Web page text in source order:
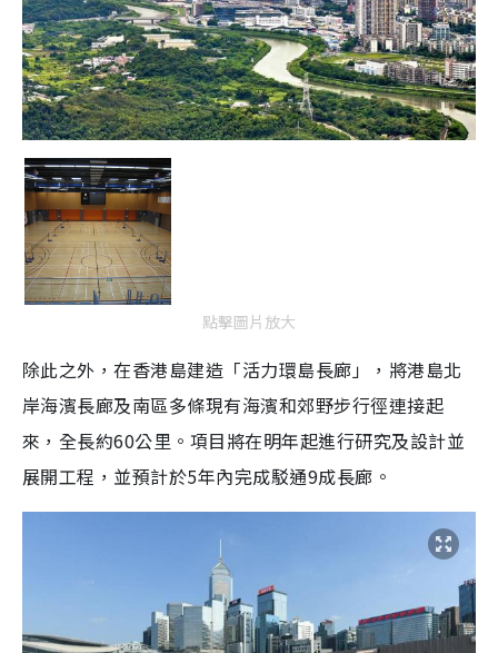
點擊圖片放大
除此之外，在香港島建造「活力環島長廊」，將港島北
岸海濱長廊及南區多條現有海濱和郊野步行徑連接起
來，全長約60公里。項目將在明年起進行研究及設計並
展開工程，並預計於5年內完成駁通9成長廊。